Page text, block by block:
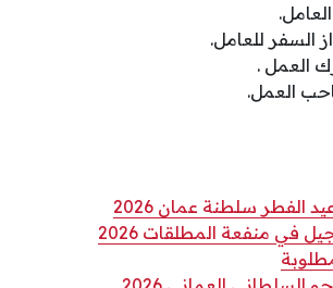
السفر للعامل.
العمل .
العمل.
الفطر سلطنة عمان 2026
طريقة التسجيل في منفعة المطلقات 2026